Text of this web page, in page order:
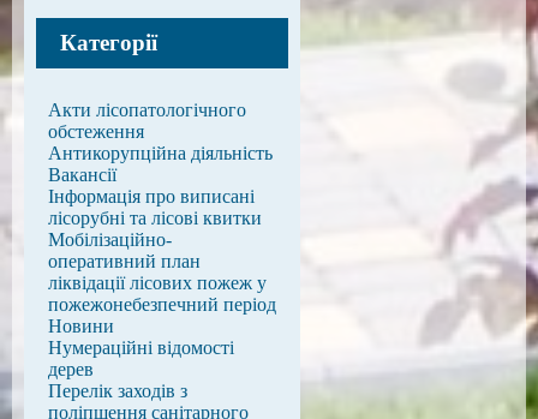
Категорії
Акти лісопатологічного
обстеження
Антикорупційна діяльність
Вакансії
Інформація про виписані
лісорубні та лісові квитки
Мобілізаційно-
оперативний план
ліквідації лісових пожеж у
пожежонебезпечний період
Новини
Нумераційні відомості
дерев
Перелік заходів з
поліпшення санітарного